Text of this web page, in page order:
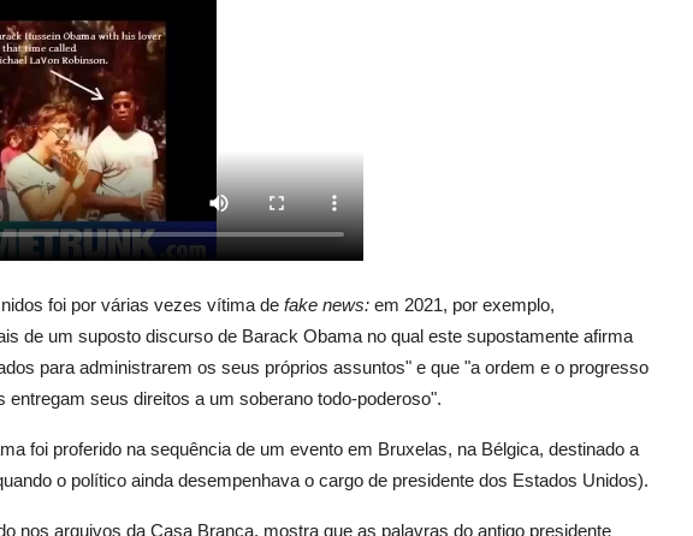
foi por várias vezes vítima de fake news: em 2021, por exemplo,
de um suposto discurso de Barack Obama no qual este supostamente afirma
para administrarem os seus próprios assuntos" e que "a ordem e o progresso
seus direitos a um soberano todo-poderoso".
foi proferido na sequência de um evento em Bruxelas, na Bélgica, destinado a
o político ainda desempenhava o cargo de presidente dos Estados Unidos).
nos arquivos da Casa Branca, mostra que as palavras do antigo presidente